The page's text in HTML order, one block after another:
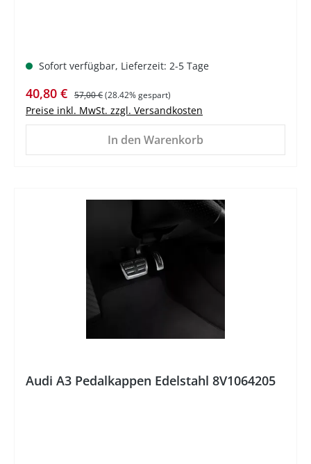
Sofort verfügbar, Lieferzeit: 2-5 Tage
Verkaufspreis:
40,80 € Regulärer Preis:
57,00 €(28.42% gespart)
Preise inkl. MwSt. zzgl. Versandkosten
In den Warenkorb
Audi A3 Pedalkappen Edelstahl 8V1064205